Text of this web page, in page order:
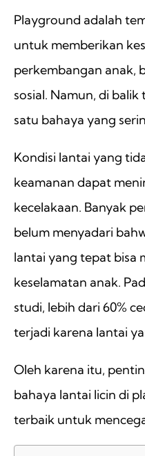
Playground adalah
untuk memberikan
perkembangan anak,
sosial. Namun, di
satu bahaya yang
Kondisi lantai yang
keamanan dapat
kecelakaan. Banyak
belum menyadari
lantai yang tepat bisa
keselamatan anak.
studi, lebih dari 60%
terjadi karena lantai
Oleh karena itu,
bahaya lantai licin di
terbaik untuk